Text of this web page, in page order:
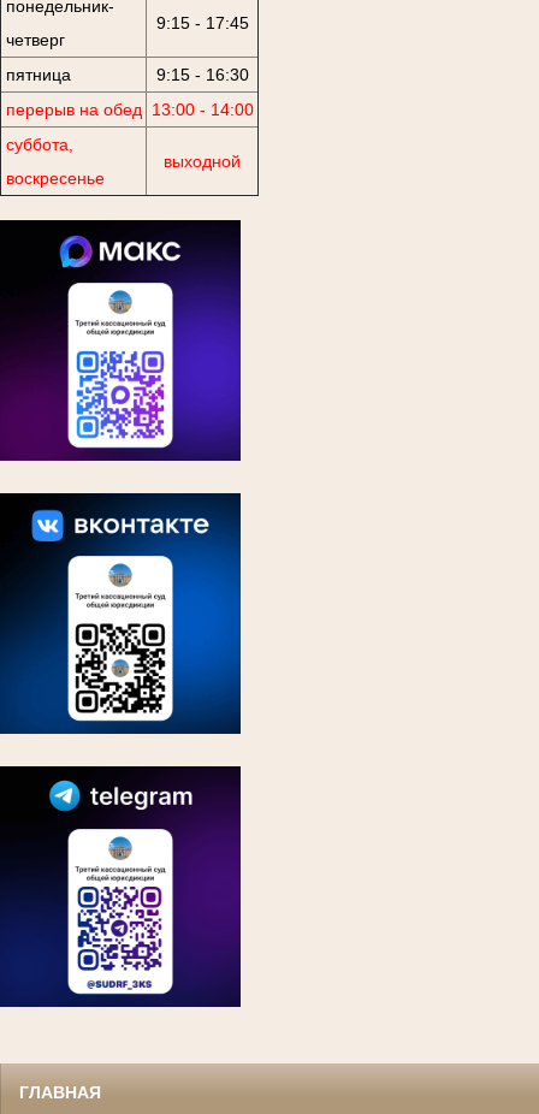
понедельник-
четверг
9:15 - 17:45
пятница
9:15 - 16:30
перерыв на обед
13:00 - 14:00
суббота,
воскресенье
выходной
ГЛАВНАЯ